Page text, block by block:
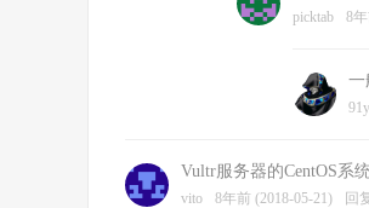
picktab 8
一
Vultr服务器的CentOS系
vito 8年前 (2018-05-21) 回